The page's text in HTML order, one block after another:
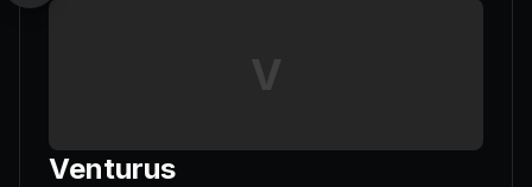
V
Venturus